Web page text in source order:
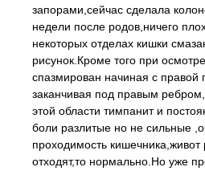
запорами,сейчас сделала
недели после родов,ничего
некоторых отделах кишки
рисунок.Кроме того при
спазмирован начиная с правой
заканчивая под правым
этой области тимпанит и
боли разлитые но не сильные
проходимость кишечника,живот
отходят,то нормально.Но уже